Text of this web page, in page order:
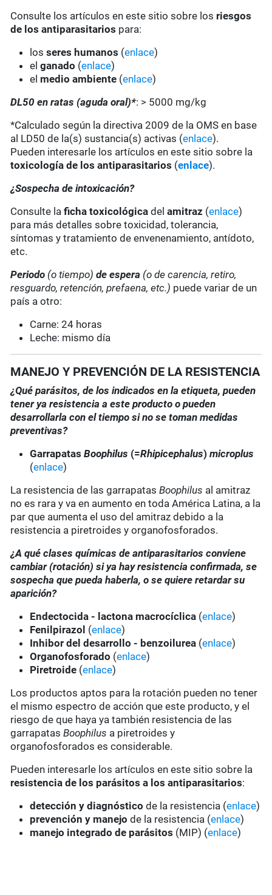
Consulte los artículos en este sitio sobre los riesgos
de los antiparasitarios para:
losseres humanos (enlace)
elganado (enlace)
el medio ambiente (enlace)
DL50 en ratas (aguda oral)*: > 5000 mg/kg
*Calculado según la directiva 2009 de la OMS en base
al LD50 de la(s) sustancia(s) activas (enlace).
Pueden interesarle los artículos en este sitio sobre la
toxicología de los antiparasitarios (enlace).
¿Sospecha de intoxicación?
Consulte laficha toxicológicadelamitraz (enlace)
para más detalles sobre toxicidad, tolerancia,
síntomas y tratamiento de envenenamiento, antídoto,
etc.
Periodo (o tiempo) de espera (o de carencia, retiro,
resguardo, retención, prefaena, etc.) puede variar de un
país a otro:
Carne: 24 horas
Leche: mismo día
MANEJO Y PREVENCIÓN DE LA RESISTENCIA
¿Qué parásitos, de los indicados en la etiqueta, pueden
tener ya resistencia a este producto o pueden
desarrollarla con el tiempo si no se toman medidas
preventivas?
GarrapatasBoophilus (=Rhipicephalus)microplus
(enlace)
La resistencia de las garrapatas Boophilus al amitraz
no es rara y va en aumento en toda América Latina, a la
par que aumenta el uso del amitraz debido a la
resistencia a piretroides y organofosforados.
¿A qué clases químicas de antiparasitarios conviene
cambiar (rotación) si ya hay resistencia confirmada, se
sospecha que pueda haberla, o se quiere retardar su
aparición?
Endectocida - lactona macrocíclica (enlace)
Fenilpirazol (enlace)
Inhibor del desarrollo - benzoilurea (enlace)
Organofosforado (enlace)
Piretroide (enlace)
Los productos aptos para la rotación pueden no tener
el mismo espectro de acción que este producto, y el
riesgo de que haya ya también resistencia de las
garrapatasBoophilus a piretroides y
organofosforados es considerable.
Pueden interesarle los artículos en este sitio sobre la
resistencia de los parásitos a los antiparasitarios:
detección y diagnóstico de la resistencia (enlace)
prevención y manejo de la resistencia (enlace)
manejo integrado de parásitos (MIP) (enlace)